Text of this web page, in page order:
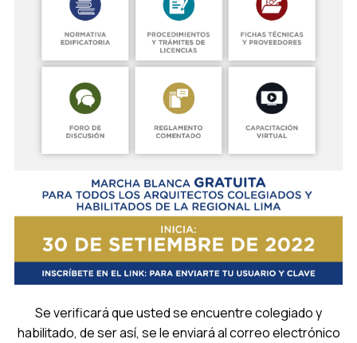
Se verificará que usted se encuentre colegiado y
habilitado, de ser así, se le enviará al correo electrónico